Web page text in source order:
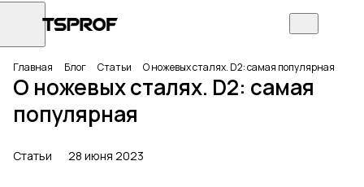
Главная Блог Статьи О ножевых сталях. D2: самая популярная
О ножевых сталях. D2: самая
популярная
Статьи 28 июня 2023